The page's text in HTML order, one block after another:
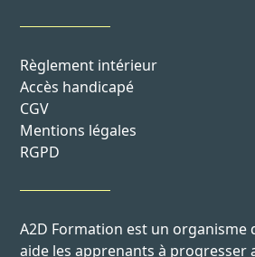
Règlement intérieur
Accès handicapé
CGV
Mentions légales
RGPD
A2D Formation est un
aide les apprenants à progresser